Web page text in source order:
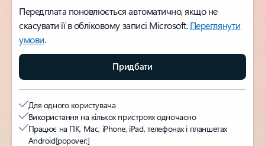
Передплата поновлюється автоматично, якщо не
скасувати її в обліковому записі Microsoft.Переглянути
умови.
Придбати
Для одного користувача
Використання на кількох пристроях одночасно
Працює на ПК, Mac, iPhone, iPad, телефонах і планшетах
Android[popover:]